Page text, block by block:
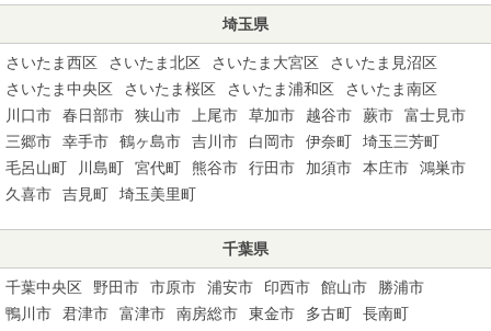
埼玉県
さいたま西区 さいたま北区 さいたま大宮区
さいたま見沼区
さいたま中央区
さいたま桜区 さいたま浦和区
さいたま南区
川口市
春日部市 狭山市 上尾市 草加市 越谷市 蕨市
富士見市
三郷市
幸手市 鶴ヶ島市 吉川市 白岡市 伊奈町
埼玉三芳町
毛呂山町
川島町 宮代町 熊谷市 行田市 加須市 本庄市
鴻巣市
久喜市
吉見町 埼玉美里町
千葉県
千葉中央区 野田市 市原市 浦安市 印西市 館山市
勝浦市
鴨川市
君津市 富津市 南房総市 東金市 多古町 長南町